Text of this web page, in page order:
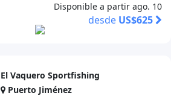
Disponible a partir ago. 10
desde US$625
El Vaquero Sportfishing
Puerto Jiménez